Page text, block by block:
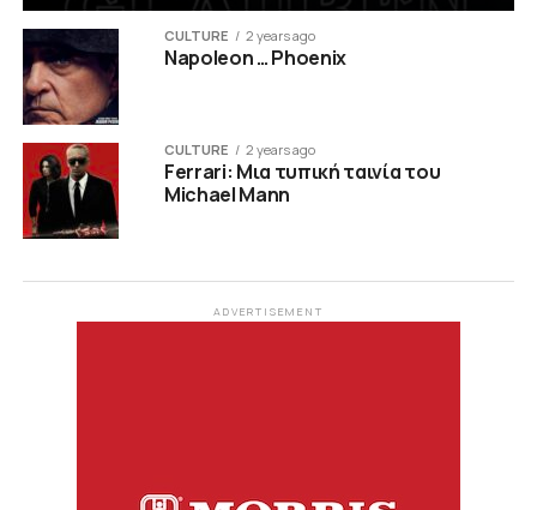
CULTURE 2 years ago
Napoleon … Phoenix
CULTURE 2 years ago
Ferrari: Μια τυπική ταινία του
Michael Mann
ADVERTISEMENT